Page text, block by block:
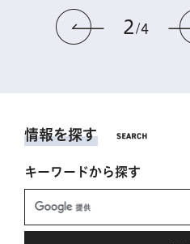
前のスラ
2 4
情報を探す
キーワードから探す